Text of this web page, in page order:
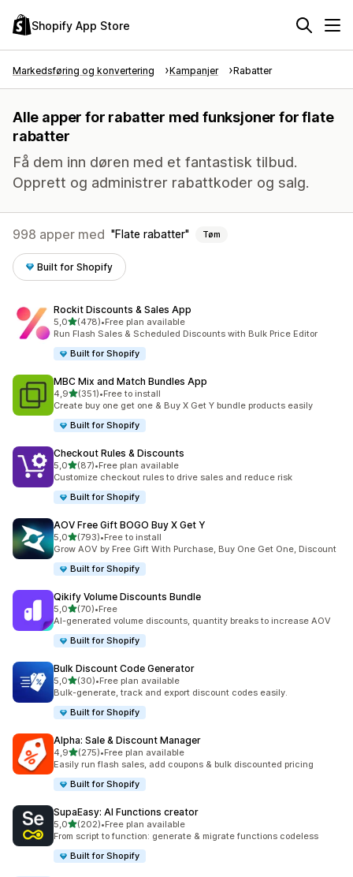
Shopify App Store
Markedsføring og konvertering Kampanjer Rabatter
Alle apper for rabatter med funksjoner for flate
rabatter
Få dem inn døren med et fantastisk tilbud.
Opprett og administrer rabattkoder og salg.
998 apper med Flate rabatter Tøm
Built for Shopify
Rockit Discounts & Sales App
5,0av 5 stjerner
(478)
Totalt 478 omtaler
•Free plan available
Run Flash Sales & Scheduled Discounts with Bulk Price Editor
Built for Shopify
MBC Mix and Match Bundles App
4,9av 5 stjerner
(351)
Totalt 351 omtaler
•Free to install
Create buy one get one & Buy X Get Y bundle products easily
Built for Shopify
Checkout Rules & Discounts
5,0av 5 stjerner
(87)
Totalt 87 omtaler
•Free plan available
Customize checkout rules to drive sales and reduce risk
Built for Shopify
AOV Free Gift BOGO Buy X Get Y
5,0av 5 stjerner
(793)
Totalt 793 omtaler
•Free to install
Grow AOV by Free Gift With Purchase, Buy One Get One, Discount
Built for Shopify
Qikify Volume Discounts Bundle
5,0av 5 stjerner
(70)
Totalt 70 omtaler
•Free
AI-generated volume discounts, quantity breaks to increase AOV
Built for Shopify
Bulk Discount Code Generator
5,0av 5 stjerner
(30)
Totalt 30 omtaler
•Free plan available
Bulk-generate, track and export discount codes easily.
Built for Shopify
Alpha: Sale & Discount Manager
4,9av 5 stjerner
(275)
Totalt 275 omtaler
•Free plan available
Easily run flash sales, add coupons & bulk discounted pricing
Built for Shopify
SupaEasy: AI Functions creator
5,0av 5 stjerner
(202)
Totalt 202 omtaler
•Free plan available
From script to function: generate & migrate functions codeless
Built for Shopify